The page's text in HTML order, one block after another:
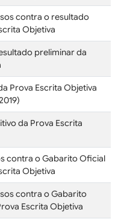
contra o resultado
Objetiva
preliminar da
Prova Escrita Objetiva
da Prova Escrita
contra o Gabarito Oficial
Objetiva
contra o Gabarito
Escrita Objetiva